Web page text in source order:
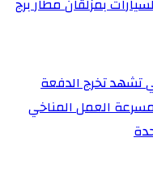
بمزلقان مطار برج
تشهد تخرج الدفعة
العمل المناخي